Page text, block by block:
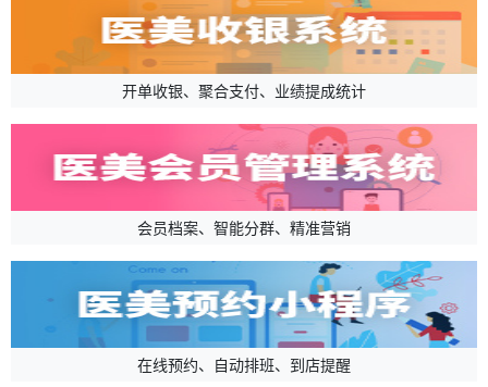
开单收银、聚合支付、业绩提成统计
会员档案、智能分群、精准营销
在线预约、自动排班、到店提醒